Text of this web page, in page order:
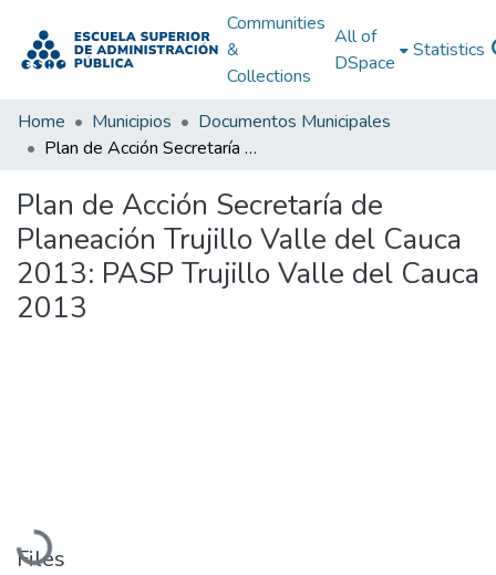
Communities
&
Collections
All of
DSpace
Statistics
Home Municipios
Documentos Municipales
Plan de Acción Secretaría de Planeación Trujillo Valle del Cauca 2013: PASP Trujillo Valle del Cauca 2013
Plan de Acción Secretaría de
Planeación Trujillo Valle del Cauca
2013: PASP Trujillo Valle del Cauca
2013
Loading...
Files